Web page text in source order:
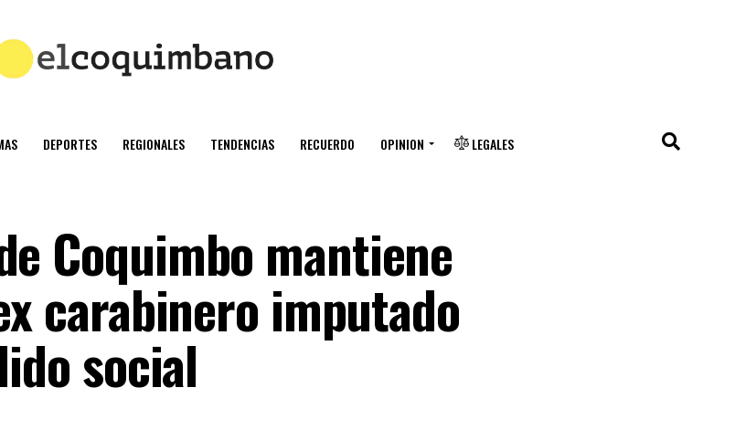
DEPORTES REGIONALES TENDENCIAS RECUERDO OPINION LEGALES
Coquimbo mantiene
carabinero imputado
social